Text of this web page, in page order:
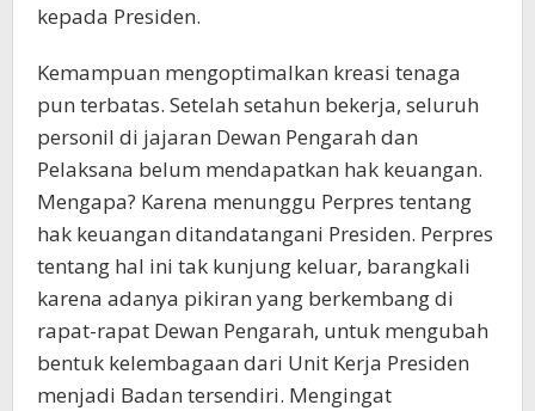
kepada Presiden.
Kemampuan mengoptimalkan kreasi tenaga
pun terbatas. Setelah setahun bekerja, seluruh
personil di jajaran Dewan Pengarah dan
Pelaksana belum mendapatkan hak keuangan.
Mengapa? Karena menunggu Perpres tentang
hak keuangan ditandatangani Presiden. Perpres
tentang hal ini tak kunjung keluar, barangkali
karena adanya pikiran yang berkembang di
rapat-rapat Dewan Pengarah, untuk mengubah
bentuk kelembagaan dari Unit Kerja Presiden
menjadi Badan tersendiri. Mengingat